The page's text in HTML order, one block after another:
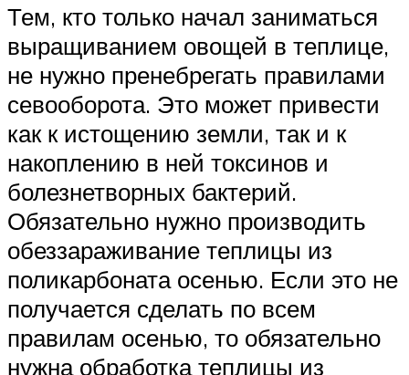
Тем, кто только начал заниматься
выращиванием овощей в теплице,
не нужно пренебрегать правилами
севооборота. Это может привести
как к истощению земли, так и к
накоплению в ней токсинов и
болезнетворных бактерий.
Обязательно нужно производить
обеззараживание теплицы из
поликарбоната осенью. Если это не
получается сделать по всем
правилам осенью, то обязательно
нужна обработка теплицы из